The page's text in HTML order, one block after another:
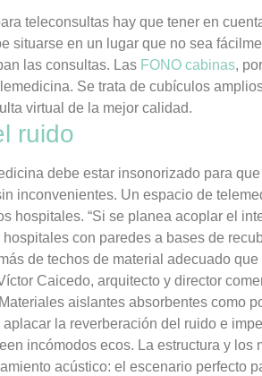
teleconsultas hay que tener en
situarse en un lugar que no sea
las consultas. Las FONO cabinas,
Se trata de cubículos
virtual de la mejor calidad.
ruido
debe estar insonorizado para
inconvenientes. Un espacio de
hospitales. “Si se planea acoplar el
con paredes a bases de
de techos de material adecuado
Caicedo, arquitecto y director
Materiales aislantes absorbentes como
la reverberación del ruido e
incómodos ecos. La estructura y los
acústico: el escenario perfecto